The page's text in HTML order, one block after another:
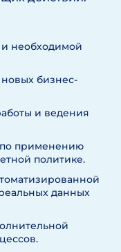
и необходимой
бизнес-
и ведения
по применению
политике.
данных